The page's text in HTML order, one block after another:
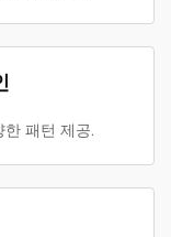
패턴 제공.